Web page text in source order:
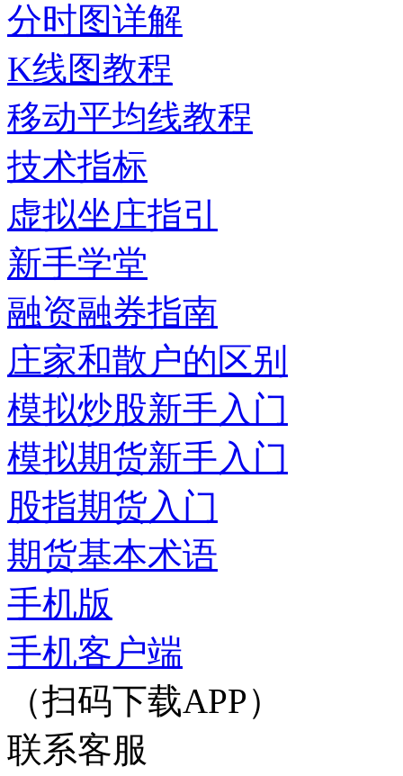
分时图详解
K线图教程
移动平均线教程
技术指标
虚拟坐庄指引
新手学堂
融资融券指南
庄家和散户的区别
模拟炒股新手入门
模拟期货新手入门
股指期货入门
期货基本术语
手机版
手机客户端
（扫码下载APP）
联系客服